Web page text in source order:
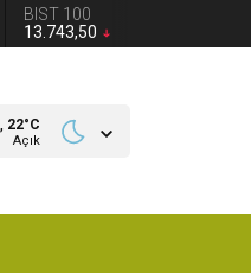
BIST 100
13.743,50
22°C
Açık